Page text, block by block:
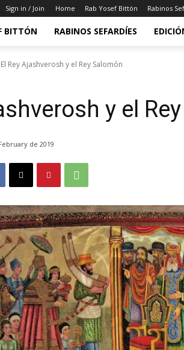
Sign in / Join Home Rab Yosef Bittón Rabinos
BITTÓN RABINOS SEFARDÍES
El Rey Ajashverosh y el Rey Salomón
y el
de 2019